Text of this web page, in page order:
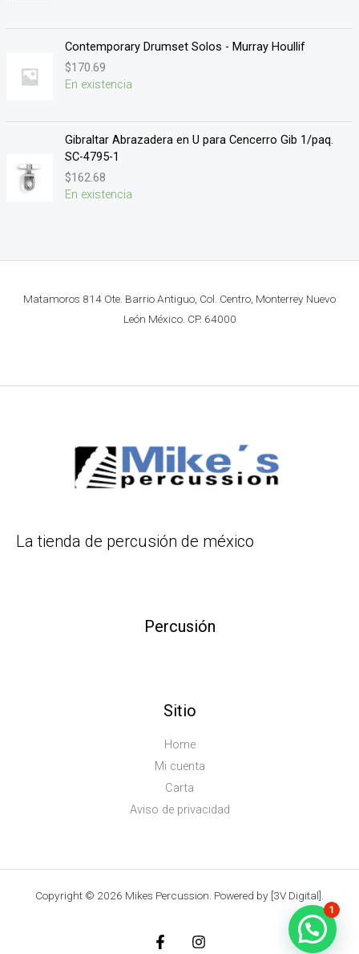
Contemporary Drumset Solos - Murray Houllif
$170.69
En existencia
Gibraltar Abrazadera en U para Cencerro Gib 1/paq.
SC-4795-1
$162.68
En existencia
Matamoros 814 Ote. Barrio Antiguo, Col. Centro, Monterrey Nuevo
León México. CP. 64000
La tienda de percusión de méxico
Percusión
Sitio
Home
Mi cuenta
Carta
Aviso de privacidad
Copyright © 2026 Mikes Percussion. Powered by [3V Digital].
1